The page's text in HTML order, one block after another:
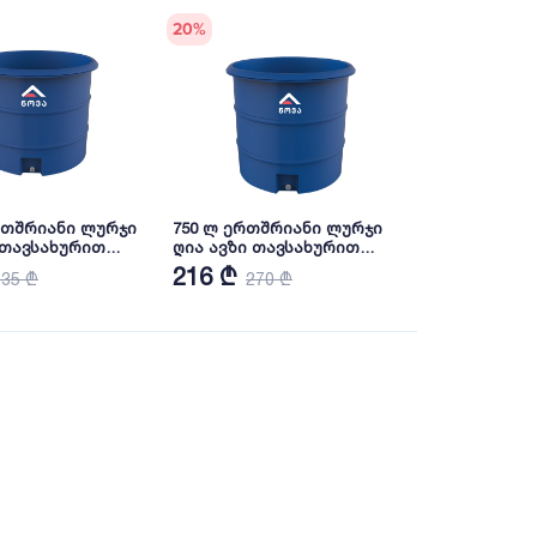
ლურჯი
₾
20%
750 ლ ერთშრიანი ლურჯი
ღია ავზი თავსახურით
(ჩანი) NOVA
216 ₾ 270 ₾